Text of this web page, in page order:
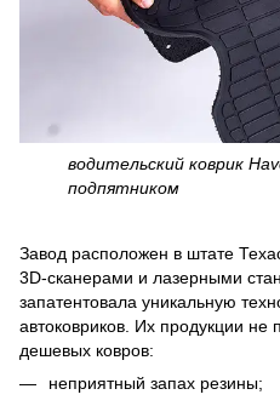
водительский коврик
подпятником
Завод расположен в штате
3D-сканерами и лазерными
запатентовала уникальную
автоковриков. Их продукции
дешевых ковров:
неприятный запах резины;